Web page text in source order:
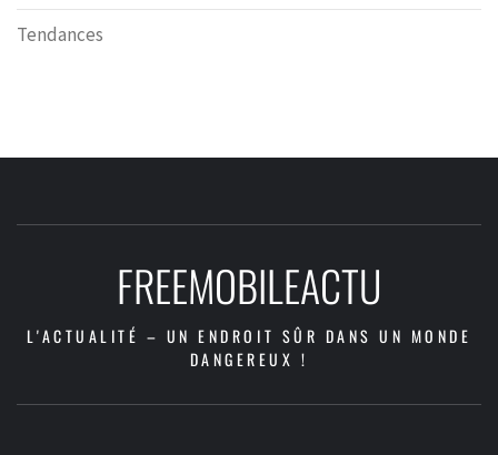
Tendances
FREEMOBILEACTU
L'ACTUALITÉ – UN ENDROIT SÛR DANS UN MONDE
DANGEREUX !